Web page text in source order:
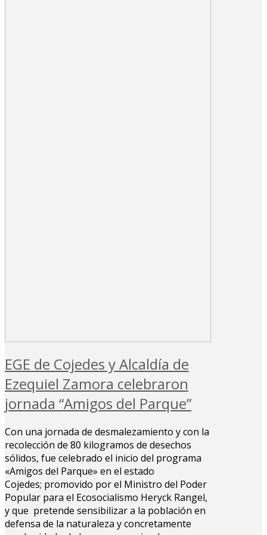
EGE de Cojedes y Alcaldía de
Ezequiel Zamora celebraron
jornada “Amigos del Parque”
Con una jornada de desmalezamiento y con la
recolección de 80 kilogramos de desechos
sólidos, fue celebrado el inicio del programa
«Amigos del Parque» en el estado
Cojedes; promovido por el Ministro del Poder
Popular para el Ecosocialismo Heryck Rangel,
y que pretende sensibilizar a la población en
defensa de la naturaleza y concretamente